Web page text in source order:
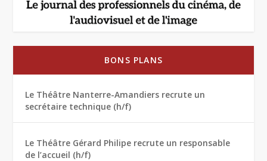
BONS PLANS
Le Théâtre Nanterre-Amandiers recrute un
secrétaire technique (h/f)
Le Théâtre Gérard Philipe recrute un responsable
de l’accueil (h/f)